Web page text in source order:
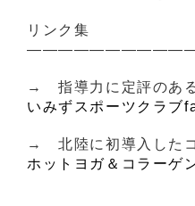
リンク集
→ 指導力に定評のあ
いみずスポーツクラブ
→ 北陸に初導入した
ホットヨガ＆コラーゲ